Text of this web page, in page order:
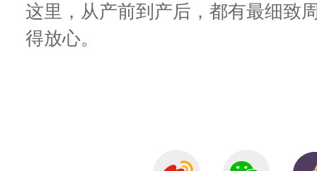
这里，从产前到产后，都有最细致
得放心。